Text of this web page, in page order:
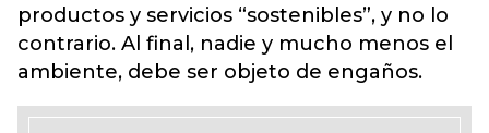
productos y servicios “sostenibles”, y no lo
contrario. Al final, nadie y mucho menos el
ambiente, debe ser objeto de engaños.